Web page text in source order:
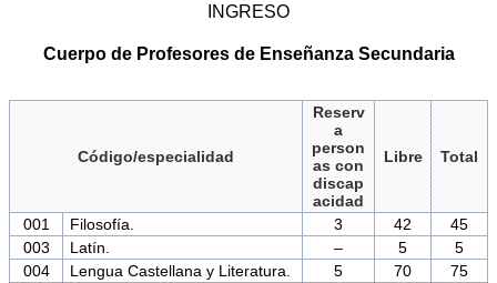
INGRESO
Cuerpo de Profesores de Enseñanza Secundaria
Código/especialidad
Reserv
a
person
as con
discap
acidad
Libre Total
001 Filosofía. 3 42
45
003
Latín. – 5
5
004
Lengua Castellana y Literatura. 5 70
75